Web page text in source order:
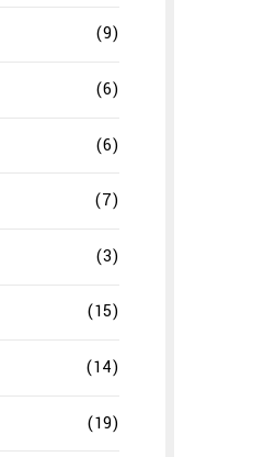
(9)
(6)
(6)
(7)
(3)
(15)
(14)
(19)